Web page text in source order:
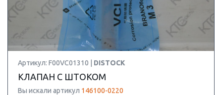
Артикул: F00VC01310 | DISTOCK
КЛАПАН С ШТОКОМ
Вы искали артикул 146100-0220